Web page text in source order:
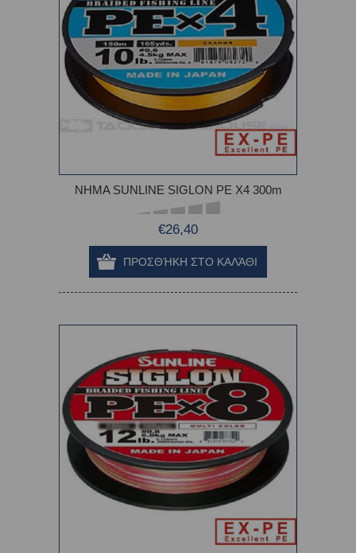
ΝΗΜΑ SUNLINE SIGLON PE X4 300m
€26,40